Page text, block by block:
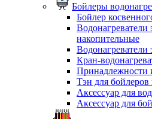
Бойлеры
Бойлер
Водонагреватели
накопительные
Водонагреватели
Кран-
Принадлежности
Тэн для бойлеров
Аксессуар для
Аксессуар для